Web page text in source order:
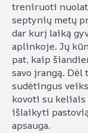
treniruoti
septynių metų
dar kurį laiką
aplinkoje. Jų
pat, kaip
savo įrangą.
sudėtingus
kovoti su
išlaikyti
apsauga.